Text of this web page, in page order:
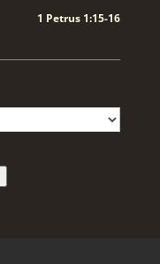
1 Petrus 1:15-16